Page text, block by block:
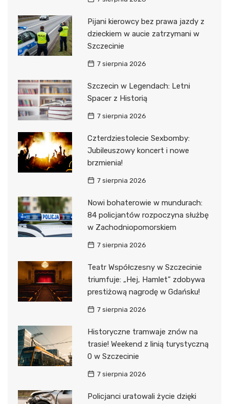
Pijani kierowcy bez prawa jazdy z
dzieckiem w aucie zatrzymani w
Szczecinie
7 sierpnia 2026
Szczecin w Legendach: Letni
Spacer z Historią
7 sierpnia 2026
Czterdziestolecie Sexbomby:
Jubileuszowy koncert i nowe
brzmienia!
7 sierpnia 2026
Nowi bohaterowie w mundurach:
84 policjantów rozpoczyna służbę
w Zachodniopomorskiem
7 sierpnia 2026
Teatr Współczesny w Szczecinie
triumfuje: „Hej, Hamlet” zdobywa
prestiżową nagrodę w Gdańsku!
7 sierpnia 2026
Historyczne tramwaje znów na
trasie! Weekend z linią turystyczną
0 w Szczecinie
7 sierpnia 2026
Policjanci uratowali życie dzięki